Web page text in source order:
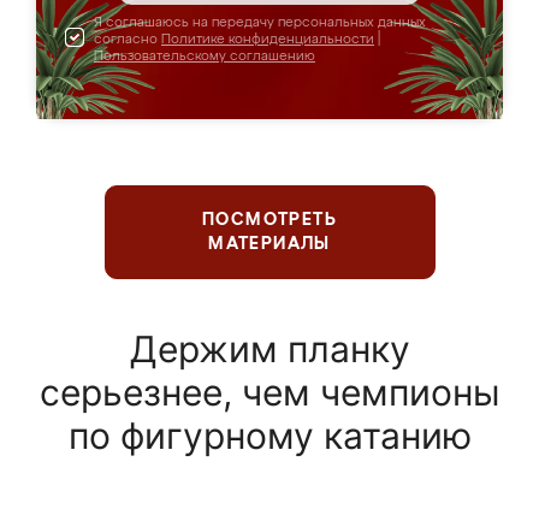
Я соглашаюсь на передачу персональных данных
согласно Политике конфиденциальности
Пользовательскому соглашению
ПОСМОТРЕТЬ
МАТЕРИАЛЫ
Держим планку
серьезнее, чем чемпионы
по фигурному катанию